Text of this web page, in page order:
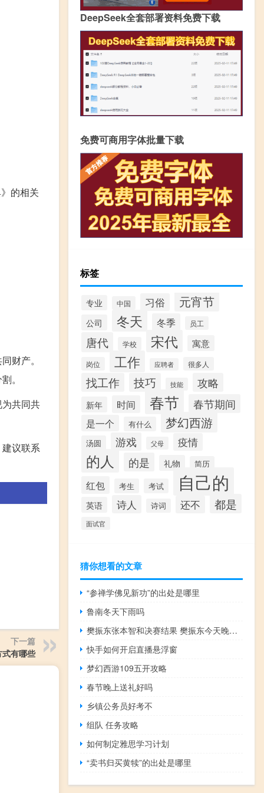
的相关
财产。
。
共同共
议联系
下一篇
有哪些
DeepSeek全套部署资料免费下载
免费可商用字体批量下载
标签
专业 中国 习俗 元宵节
公司 冬天 冬季 员工
唐代 学校 宋代 寓意
岗位 工作 应聘者 很多人
找工作 技巧 技能 攻略
新年 时间 春节 春节期间
是一个 有什么 梦幻西游
汤圆 游戏 父母 疫情
的人 的是 礼物 简历
红包 考生 考试 自己的
英语 诗人 诗词 还不 都是
面试官
猜你想看的文章
“参禅学佛见新功”的出处是哪里
鲁南冬天下雨吗
樊振东张本智和决赛结果 樊振东今天晚上男单决赛
快手如何开启直播悬浮窗
梦幻西游109五开攻略
春节晚上送礼好吗
乡镇公务员好考不
组队 任务攻略
如何制定雅思学习计划
“卖书归买黄犊”的出处是哪里